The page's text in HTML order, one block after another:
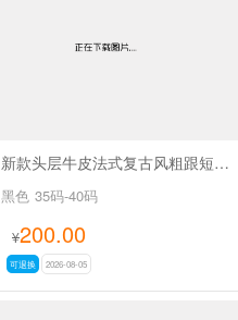
新款头层牛皮法式复古风粗跟短靴女百搭款休闲女靴SA2678
黑色 35码-40码
¥200.00
可退换 2026-08-05